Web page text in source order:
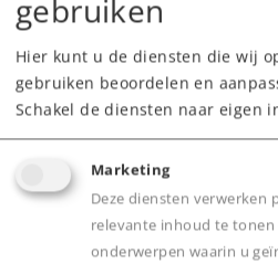
Spoor /
Tijdperk III
Type
399,00 €
voorlopige levertijd: 4e
gebruiken
Hier kunt u de diensten die wij
gebruiken beoordelen en
Schakel de diensten naar eigen
Marketing
Deze diensten verwerken
relevante inhoud te
onderwerpen waarin u